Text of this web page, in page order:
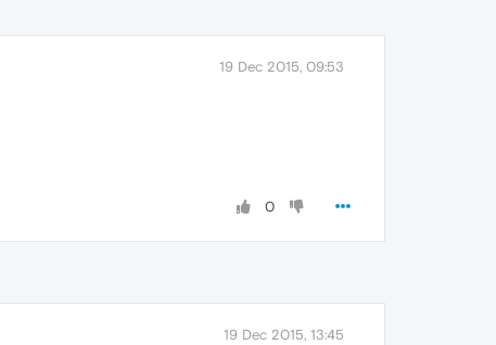
19 Dec 2015, 09:53
0
19 Dec 2015, 13:45